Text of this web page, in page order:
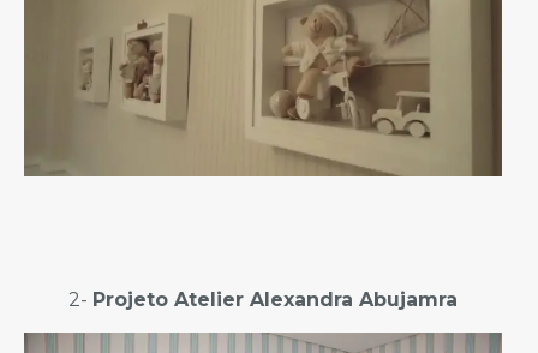
2- Projeto Atelier Alexandra Abujamra